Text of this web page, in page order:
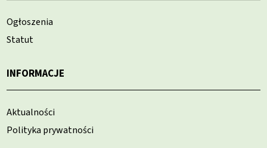
Ogłoszenia
Statut
INFORMACJE
Aktualności
Polityka prywatności